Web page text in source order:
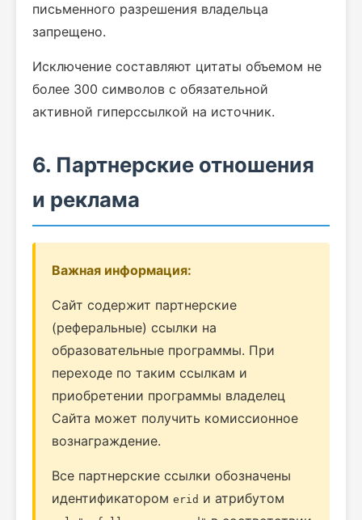
письменного разрешения владельца
запрещено.
Исключение составляют цитаты объемом не
более 300 символов с обязательной
активной гиперссылкой на источник.
6. Партнерские отношения
и реклама
Важная информация:
Сайт содержит партнерские
(реферальные) ссылки на
образовательные программы. При
переходе по таким ссылкам и
приобретении программы владелец
Сайта может получить комиссионное
вознаграждение.
Все партнерские ссылки обозначены
идентификатором erid и атрибутом